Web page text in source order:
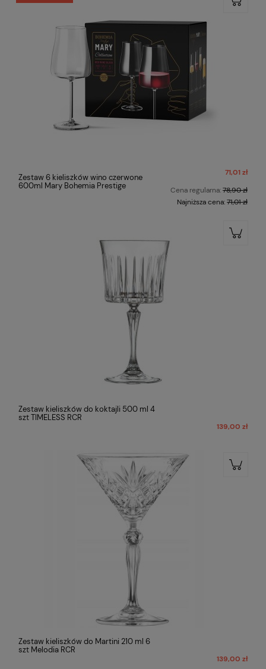
Zestaw 6 kieliszków wino czerwone
600ml Mary Bohemia Prestige
71,01 zł
Cena regularna:78,90 zł
Najniższa cena:71,01 zł
Zestaw kieliszków do koktajli 500 ml 4
szt TIMELESS RCR
139,00 zł
Zestaw kieliszków do Martini 210 ml 6
szt Melodia RCR
139,00 zł